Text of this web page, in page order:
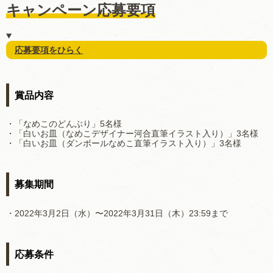
キャンペーン応募要項
応募要項をひらく
賞品内容
・「なめこのどんぶり」5名様
・「白いお皿（なめこデザイナー河合直筆イラスト入り）」3名様
・「白いお皿（ダンボールなめこ直筆イラスト入り）」3名様
募集期間
・2022年3月2日（水）〜2022年3月31日（木）23:59まで
応募条件